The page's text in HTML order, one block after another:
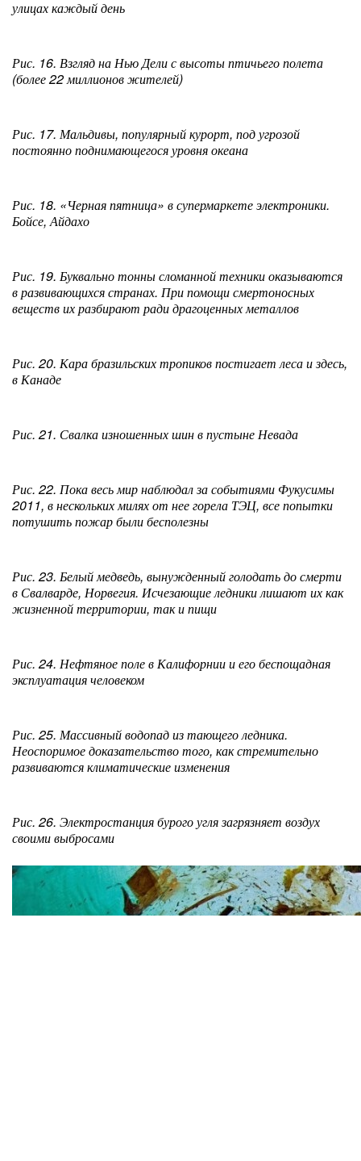
улицах каждый день
Рис. 16. Взгляд на Нью Дели с высоты птичьего полета
(более 22 миллионов жителей)
Рис. 17. Мальдивы, популярный курорт, под угрозой
постоянно поднимающегося уровня океана
Рис. 18. «Черная пятница» в супермаркете электроники.
Бойсе, Айдахо
Рис. 19. Буквально тонны сломанной техники оказываются
в развивающихся странах. При помощи смертоносных
веществ их разбирают ради драгоценных металлов
Рис. 20. Кара бразильских тропиков постигает леса и здесь,
в Канаде
Рис. 21. Свалка изношенных шин в пустыне Невада
Рис. 22. Пока весь мир наблюдал за событиями Фукусимы
2011, в нескольких милях от нее горела ТЭЦ, все попытки
потушить пожар были бесполезны
Рис. 23. Белый медведь, вынужденный голодать до смерти
в Свалварде, Норвегия. Исчезающие ледники лишают их как
жизненной территории, так и пищи
Рис. 24. Нефтяное поле в Калифорнии и его беспощадная
эксплуатация человеком
Рис. 25. Массивный водопад из тающего ледника.
Неоспоримое доказательство того, как стремительно
развиваются климатические изменения
Рис. 26. Электростанция бурого угля загрязняет воздух
своими выбросами